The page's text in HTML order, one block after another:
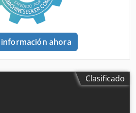
ahora
Clasificado